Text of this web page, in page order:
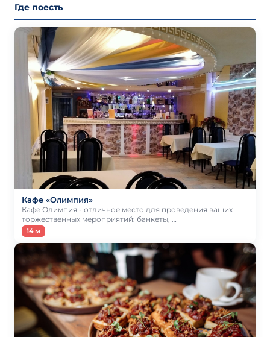
Где поесть
Кафе «Олимпия»
Кафе Олимпия - отличное место для проведения ваших
торжественных мероприятий: банкеты, …
14 м